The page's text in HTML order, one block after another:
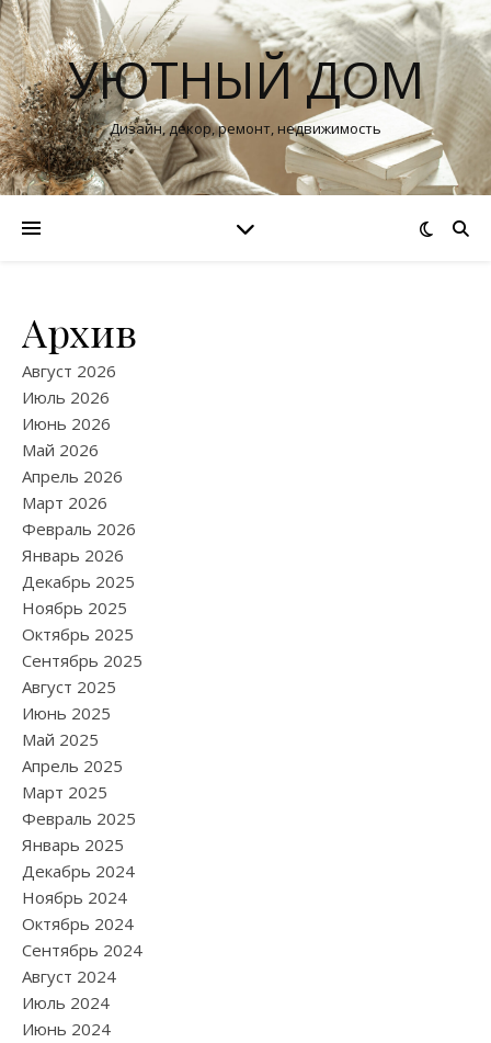
УЮТНЫЙ ДОМ
Дизайн, декор, ремонт, недвижимость
Архив
Август 2026
Июль 2026
Июнь 2026
Май 2026
Апрель 2026
Март 2026
Февраль 2026
Январь 2026
Декабрь 2025
Ноябрь 2025
Октябрь 2025
Сентябрь 2025
Август 2025
Июнь 2025
Май 2025
Апрель 2025
Март 2025
Февраль 2025
Январь 2025
Декабрь 2024
Ноябрь 2024
Октябрь 2024
Сентябрь 2024
Август 2024
Июль 2024
Июнь 2024